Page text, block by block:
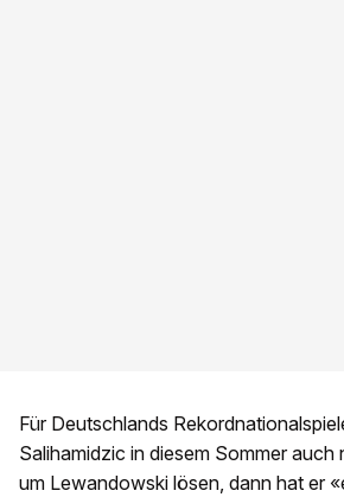
Für Deutschlands
Salihamidzic in diesem Sommer auch
um Lewandowski lösen, dann hat er